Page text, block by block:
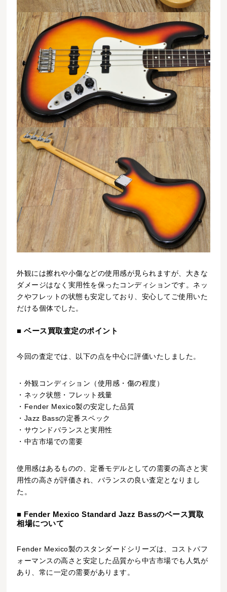
外観には擦れや小傷などの使用感が見られますが、大きな
ダメージはなく実用性を保ったコンディションです。ネッ
クやフレットの状態も安定しており、安心してご使用いた
だける個体でした。
■ ベース買取査定のポイント
今回の査定では、以下の点を中心に評価いたしました。
・外観コンディション（使用感・傷の程度）
・ネック状態・フレット残量
・Fender Mexico製の安定した品質
・Jazz Bassの定番スペック
・サウンドバランスと実用性
・中古市場での需要
使用感はあるものの、定番モデルとしての需要の高さと実
用性の高さが評価され、バランスの良い査定となりまし
た。
■ Fender Mexico Standard Jazz Bassのベース買取
相場について
Fender Mexico製のスタンダードシリーズは、コストパフ
ォーマンスの高さと安定した品質から中古市場でも人気が
あり、常に一定の需要があります。